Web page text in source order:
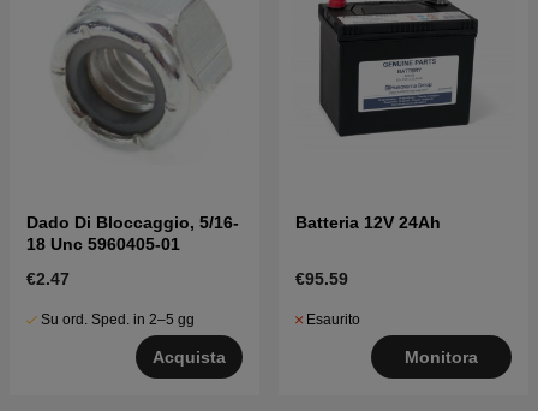
Dado Di Bloccaggio, 5/16-
18 Unc 5960405-01
€2.47
Su ord. Sped. in 2–5 gg
Acquista
Batteria 12V 24Ah
€95.59
Esaurito
Monitora